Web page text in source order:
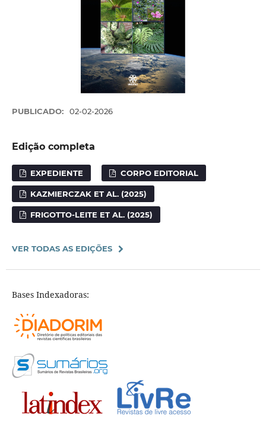
PUBLICADO: 02-02-2026
Edição completa
EXPEDIENTE CORPO EDITORIAL
KAZMIERCZAK ET AL. (2025)
FRIGOTTO-LEITE ET AL. (2025)
VER TODAS AS EDIÇÕES
Bases Indexadoras: